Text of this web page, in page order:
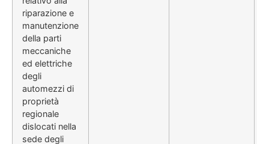
riparazione e
manutenzione
della parti
meccaniche
ed elettriche
degli
automezzi di
proprietà
regionale
dislocati nella
sede degli